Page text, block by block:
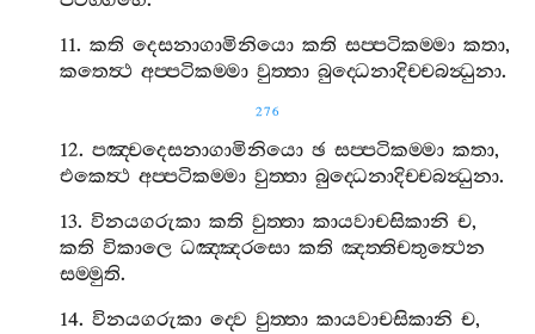
11.කති දෙසනාගාමිනියො කති සප‍්පටිකම‍්මා කතා,
කතෙත්‍ථ අප‍්පටිකම‍්මා වුත‍්තා බුද‍්ධෙනාදිච‍්චබන්‍ධුනා.
276
12.පඤ‍්චදෙසනාගාමිනියො ඡ සප‍්පටිකම‍්මා කතා,
එකෙත්‍ථ අප‍්පටිකම‍්මා වුත‍්තා බුද‍්ධෙනාදිච‍්චබන්‍ධුනා.
13.විනයගරුකා කති වුත‍්තා කායවාචසිකානි ච,
කති විකාලෙ ධඤ‍්ඤරසො කති ඤත‍්තිචතුත්‍ථෙන
සම‍්මුති.
14.විනයගරුකා ද‍්වෙ වුත‍්තා කායවාචසිකානි ච,